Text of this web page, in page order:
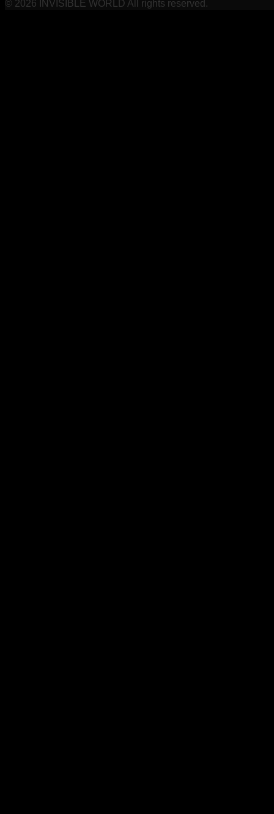
© 2026 INVISIBLE WORLD All rights reserved.